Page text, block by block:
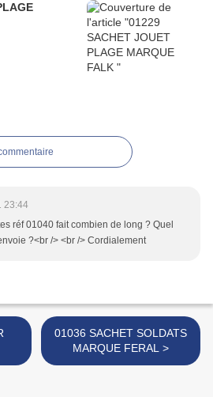
23:44
réf 01040 fait combien de long ? Quel
?<br /> <br /> Cordialement
01036 SACHET SOLDATS
MARQUE FERAL >